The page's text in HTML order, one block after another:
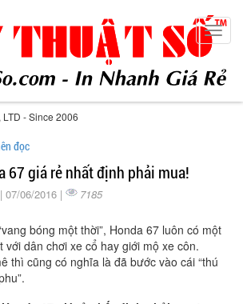
LTD - Since 2006
đọc
67 giá rẻ nhất định phải mua!
| 07/06/2016 | 7185
bóng một thời”, Honda 67 luôn có một
với dân chơi xe cổ hay giới mộ xe côn.
thì cũng có nghĩa là đã bước vào cái “thú